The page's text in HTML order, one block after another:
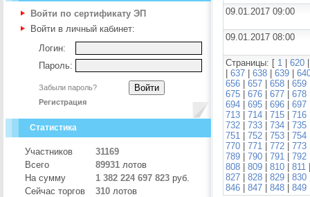
Войти по сертификату ЭП
Войти в личный кабинет:
Логин:
Пароль:
Забыли пароль?
Регистрация
Статистика
Участников
31169
Всего
89931 лотов
На сумму
1 382 224 697 823 руб.
Сейчас торгов
310 лотов
09.01.2017 09:00
09.01.2017 08:00
Страницы: [ 1 620
637 638 639
656
657 658 659
675
676 677 678
694
695 696 697
713
714 715 716
732
733 734 735
751
752 753 754
770
771 772 773
789
790 791 792
808
809 810 811
827
828 829 830
846
847 848 849